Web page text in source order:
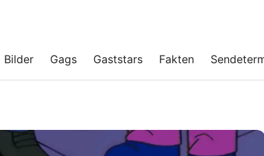
Bilder Gags Gaststars Fakten